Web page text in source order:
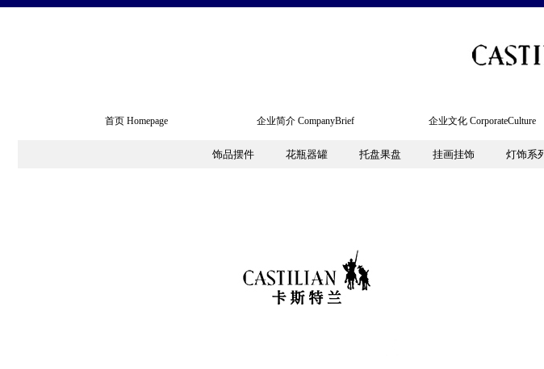
首页 Homepage 企业简介 CompanyBrief 企业文化 CorporateCulture
饰品摆件 花瓶器罐 托盘果盘 挂画挂饰 灯饰系
首页 Homepage 企业简介 CompanyBrief 企业文化 CorporateCulture
饰品摆件 花瓶器罐 托盘果盘 挂画挂饰 灯饰系